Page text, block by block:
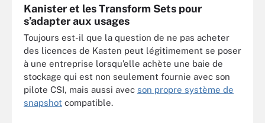
Kanister et les Transform Sets pour
s’adapter aux usages
Toujours est-il que la question de ne pas acheter
des licences de Kasten peut légitimement se poser
à une entreprise lorsqu’elle achète une baie de
stockage qui est non seulement fournie avec son
pilote CSI, mais aussi avec son propre système de
snapshot compatible.